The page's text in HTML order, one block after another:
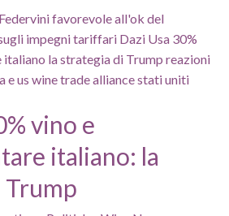
vino e
italiano: la